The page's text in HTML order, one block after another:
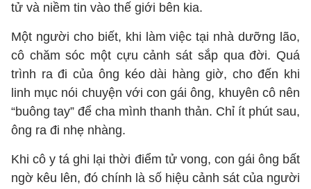
tử và niềm tin vào thế giới bên kia.
Một người cho biết, khi làm việc tại nhà dưỡng lão,
cô chăm sóc một cựu cảnh sát sắp qua đời. Quá
trình ra đi của ông kéo dài hàng giờ, cho đến khi
linh mục nói chuyện với con gái ông, khuyên cô nên
“buông tay” để cha mình thanh thản. Chỉ ít phút sau,
ông ra đi nhẹ nhàng.
Khi cô y tá ghi lại thời điểm tử vong, con gái ông bất
ngờ kêu lên, đó chính là số hiệu cảnh sát của người